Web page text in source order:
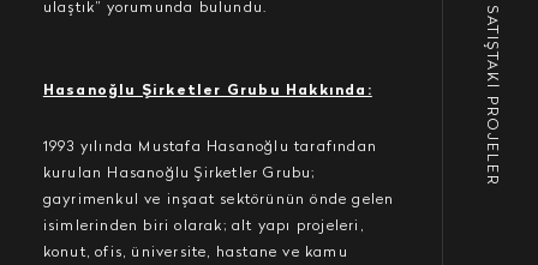
SATIŞTAKİ PROJELER
ulaştık” yorumunda bulundu.
Hasanoğlu Şirketler Grubu Hakkında:
1993 yılında Mustafa Hasanoğlu tarafından
kurulan Hasanoğlu Şirketler Grubu;
gayrimenkul ve inşaat sektörünün önde gelen
isimlerinden biri olarak; alt yapı projeleri,
konut, ofis, üniversite, hastane ve kamu